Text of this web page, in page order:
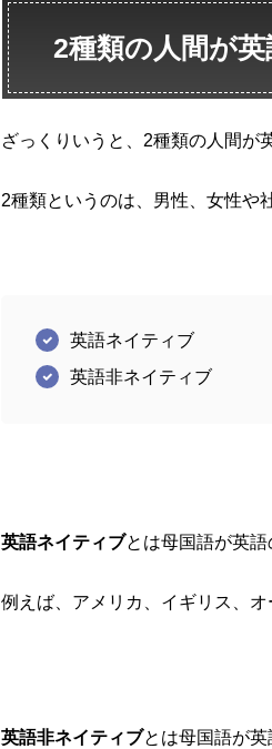
2種類の人間が
ざっくりいうと、2種類の人間が
2種類というのは、男性、女性や
英語ネイティブ
英語非ネイティブ
英語ネイティブとは母国語が英語
例えば、アメリカ、イギリス、オ
英語非ネイティブとは母国語が英